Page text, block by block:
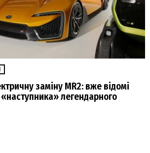
заміну MR2: вже відомі
легендарного